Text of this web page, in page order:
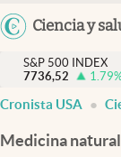
NOTICIAS
DÓLAR
Ciencia y
Wall Street y dólar
Inmigración
S&P 500 INDEX
7736,52
1.79
Cronista USA
Medicina natural